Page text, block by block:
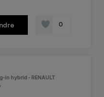
0
in hybrid - RENAULT